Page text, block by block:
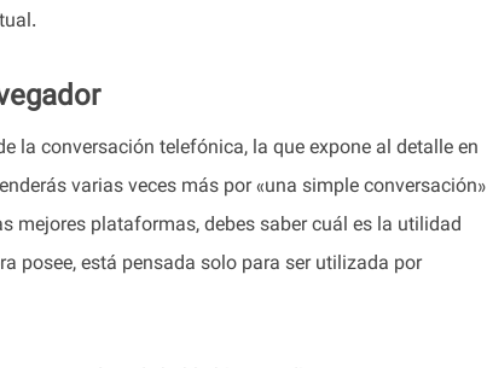
la conversación telefónica, la que expone al detalle en
varias veces más por «una simple conversación»
mejores plataformas, debes saber cuál es la utilidad
posee, está pensada solo para ser utilizada por